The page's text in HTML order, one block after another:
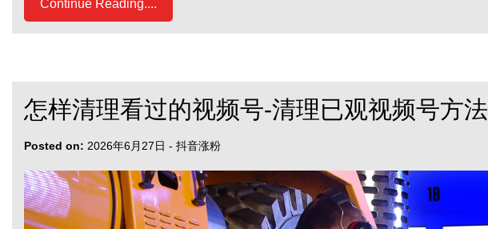
Continue Reading....
怎样清理看过的视频号-清理已观视频号方法
Posted on: 2026年6月27日 - 抖音涨粉